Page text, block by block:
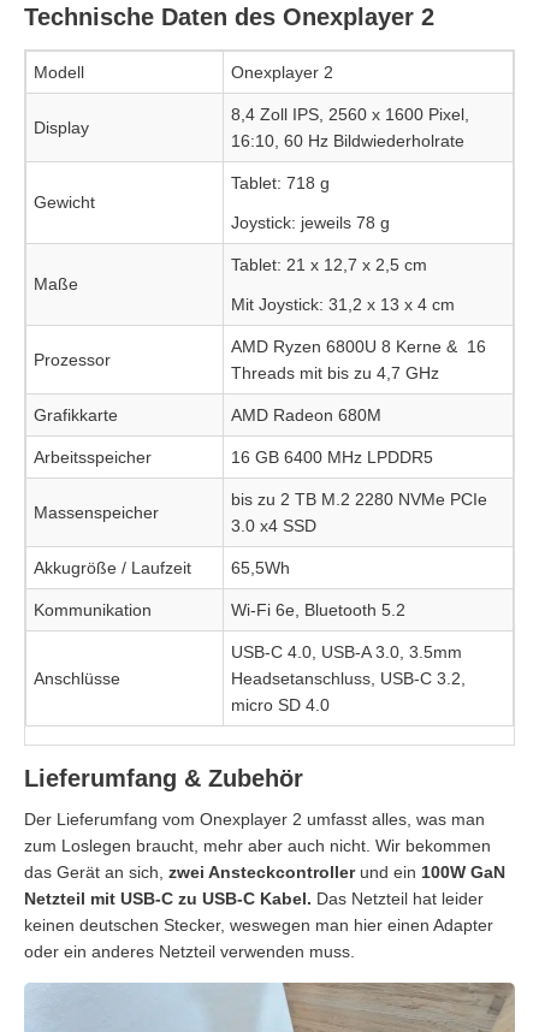
Technische Daten des Onexplayer 2
Modell Onexplayer 2
Display
8,4 Zoll IPS, 2560 x 1600 Pixel,
16:10, 60 Hz Bildwiederholrate
Gewicht
Tablet: 718 g
Joystick: jeweils 78 g
Maße
Tablet: 21 x 12,7 x 2,5 cm
Mit Joystick: 31,2 x 13 x 4 cm
Prozessor
AMD Ryzen 6800U 8 Kerne & 16
Threads mit bis zu 4,7 GHz
Grafikkarte AMD Radeon 680M
Arbeitsspeicher 16 GB 6400 MHz LPDDR5
Massenspeicher
bis zu 2 TB M.2 2280 NVMe PCIe
3.0 x4 SSD
Akkugröße / Laufzeit 65,5Wh
Kommunikation Wi-Fi 6e, Bluetooth 5.2
Anschlüsse
USB-C 4.0, USB-A 3.0, 3.5mm
Headsetanschluss, USB-C 3.2,
micro SD 4.0
Lieferumfang & Zubehör
Der Lieferumfang vom Onexplayer 2 umfasst alles, was man
zum Loslegen braucht, mehr aber auch nicht. Wir bekommen
das Gerät an sich, zwei Ansteckcontrollerund ein 100W GaN
Netzteil mit USB-C zu USB-C Kabel. Das Netzteil hat leider
keinen deutschen Stecker, weswegen man hier einen Adapter
oder ein anderes Netzteil verwenden muss.